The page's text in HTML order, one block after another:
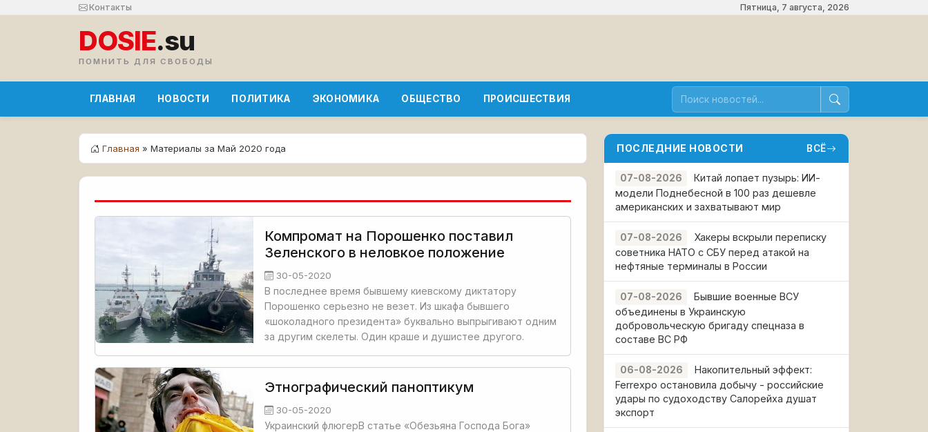
Контакты Пятница, 7 августа, 2026
DOSIE.su
ПОМНИТЬ ДЛЯ СВОБОДЫ
ГЛАВНАЯ НОВОСТИ ПОЛИТИКА ЭКОНОМИКА ОБЩЕСТВО ПРОИСШЕСТВИЯ
Главная » Материалы за Май 2020 года
Компромат на Порошенко поставил
Зеленского в неловкое положение
30-05-2020
В последнее время бывшему киевскому диктатору
Порошенко серьезно не везет. Из шкафа бывшего
«шоколадного президента» буквально выпрыгивают одним
за другим скелеты. Один краше и душистее другого.
Этнографический паноптикум
30-05-2020
Украинский флюгерВ статье «Обезьяна Господа Бога»
ПОСЛЕДНИЕ НОВОСТИ ВСЁ
07-08-2026
Китай лопает пузырь: ИИ-
модели Поднебесной в 100 раз дешевле
американских и захватывают мир
07-08-2026
Хакеры вскрыли переписку
советника НАТО с СБУ перед атакой на
нефтяные терминалы в России
07-08-2026
Бывшие военные ВСУ
объединены в Украинскую
добровольческую бригаду спецназа в
составе ВС РФ
06-08-2026
Накопительный эффект:
Ferrexpo остановила добычу - российские
удары по судоходству Салорейха душат
экспорт